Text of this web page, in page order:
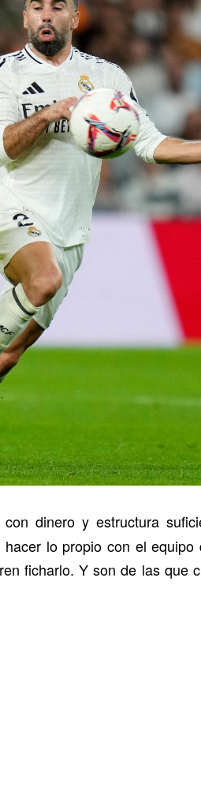
dinero y estructura
lo propio con el
ficharlo. Y son de las que